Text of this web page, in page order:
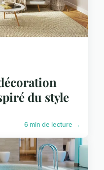
du style
6 min de lecture →